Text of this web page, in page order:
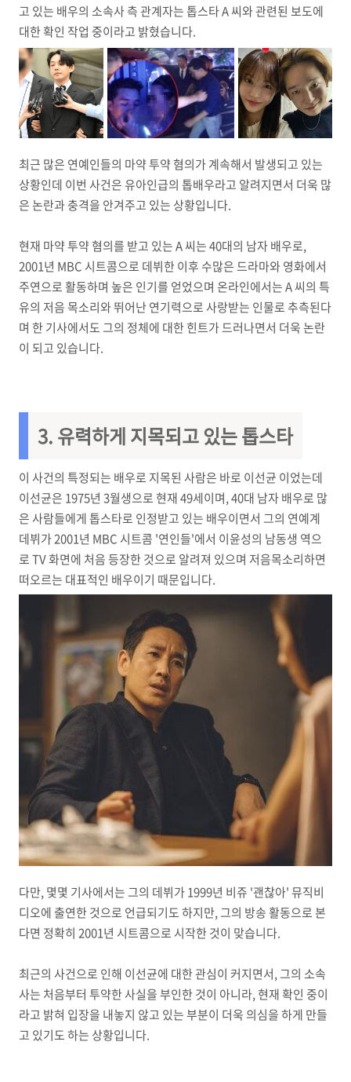
고 있는 배우의 소속사 측 관계자는 톱스타 A 씨와 관련된 보도에
대한 확인 작업 중이라고 밝혔습니다.
최근 많은 연예인들의 마약 투약 혐의가 계속해서 발생되고 있는
상황인데 이번 사건은 유아인급의 톱배우라고 알려지면서 더욱 많
은 논란과 충격을 안겨주고 있는 상황입니다.
현재 마약 투약 혐의를 받고 있는 A 씨는 40대의 남자 배우로,
2001년 MBC 시트콤으로 데뷔한 이후 수많은 드라마와 영화에서
주연으로 활동하며 높은 인기를 얻었으며 온라인에서는 A 씨의 특
유의 저음 목소리와 뛰어난 연기력으로 사랑받는 인물로 추측된다
며 한 기사에서도 그의 정체에 대한 힌트가 드러나면서 더욱 논란
이 되고 있습니다.
3. 유력하게 지목되고 있는 톱스타
이 사건의 특정되는 배우로 지목된 사람은 바로 이선균 이었는데
이선균은 1975년 3월생으로 현재 49세이며, 40대 남자 배우로 많
은 사람들에게 톱스타로 인정받고 있는 배우이면서 그의 연예계
데뷔가 2001년 MBC 시트콤 '연인들'에서 이윤성의 남동생 역으
로 TV 화면에 처음 등장한 것으로 알려져 있으며 저음목소리하면
떠오르는 대표적인 배우이기 때문입니다.
다만, 몇몇 기사에서는 그의 데뷔가 1999년 비쥬 '괜찮아' 뮤직비
디오에 출연한 것으로 언급되기도 하지만, 그의 방송 활동으로 본
다면 정확히 2001년 시트콤으로 시작한 것이 맞습니다.
최근의 사건으로 인해 이선균에 대한 관심이 커지면서, 그의 소속
사는 처음부터 투약한 사실을 부인한 것이 아니라, 현재 확인 중이
라고 밝혀 입장을 내놓지 않고 있는 부분이 더욱 의심을 하게 만들
고 있기도 하는 상황입니다.